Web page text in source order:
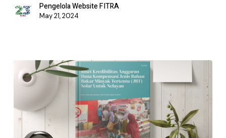
Pengelola Website FITRA
May 21, 2024